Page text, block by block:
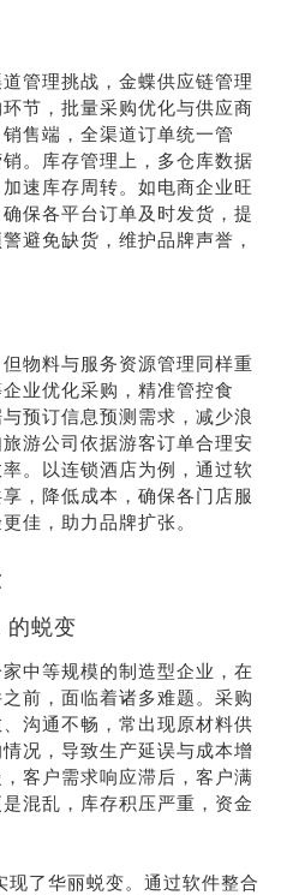
管理挑战，金蝶供应链管理
节，批量采购优化与供应商
售端，全渠道订单统一管
。库存管理上，多仓库数据
速库存周转。如电商企业旺
保各平台订单及时发货，提
避免缺货，维护品牌声誉，
物料与服务资源管理同样重
业优化采购，精准管控食
预订信息预测需求，减少浪
游公司依据游客订单合理安
。以连锁酒店为例，通过软
，降低成本，确保各门店服
佳，助力品牌扩张。
的蜕变
中等规模的制造型企业，在
前，面临着诸多难题。采购
沟通不畅，常出现原材料供
况，导致生产延误与成本增
客户需求响应滞后，客户满
混乱，库存积压严重，资金
了华丽蜕变。通过软件整合